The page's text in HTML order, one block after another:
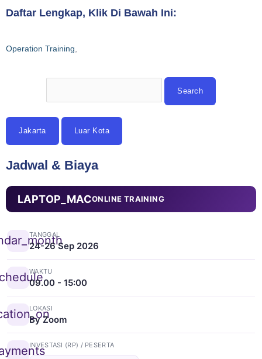
Daftar Lengkap, Klik Di Bawah Ini:
Operation Training
Jakarta Luar Kota
Jadwal & Biaya
LAPTOP_MACONLINE TRAINING
TANGGAL
24-26 Sep 2026
WAKTU
09.00 - 15:00
LOKASI
By Zoom
INVESTASI (RP) / PESERTA